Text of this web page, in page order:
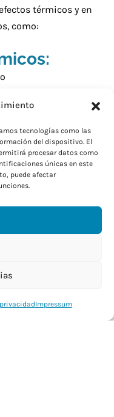
tecnologías como las
del dispositivo. El
procesar datos como
únicas en este
puede afectar
Impressum
térmicos y en
como:
y elastina
y el dolor
y diferenciación de
la fibrosis